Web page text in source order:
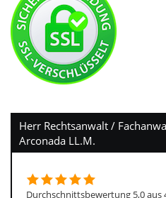
Herr Rechtsanwalt /
Arconada LL.M.
Durchschnittsbewertung 5,0 aus